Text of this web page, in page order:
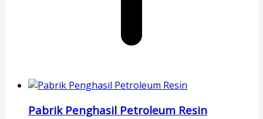
Pabrik Penghasil Petroleum Resin